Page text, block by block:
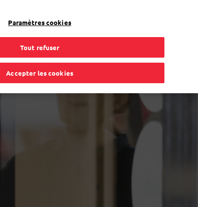
Résidentiel
Paramètres cookies
Tout refuser
Accepter les cookies